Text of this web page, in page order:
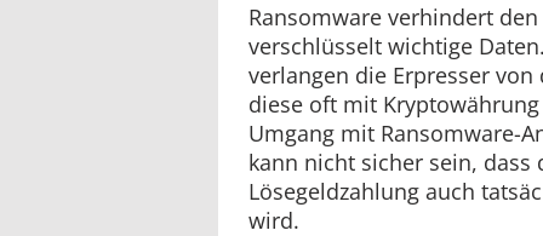
Ransomware verhindert
verschlüsselt wichtige
verlangen die Erpresser
diese oft mit
Umgang mit Ransomware-
kann nicht sicher sein, dass
Lösegeldzahlung auch
wird.